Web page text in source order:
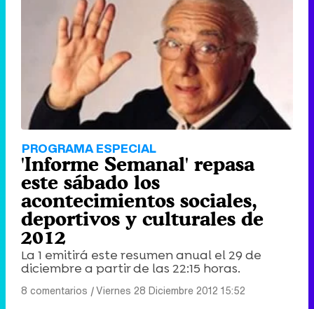
PROGRAMA ESPECIAL
'Informe Semanal' repasa
este sábado los
acontecimientos sociales,
deportivos y culturales de
2012
La 1 emitirá este resumen anual el 29 de
diciembre a partir de las 22:15 horas.
8 comentarios |Viernes 28 Diciembre 2012 15:52